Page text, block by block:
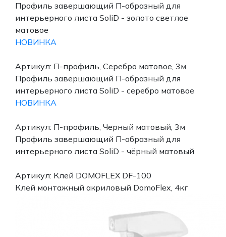
Профиль завершающий П-образный для
интерьерного листа SoliD - золото светлое
матовое
НОВИНКА
Артикул: П-профиль, Серебро матовое, 3м
Профиль завершающий П-образный для
интерьерного листа SoliD - серебро матовое
НОВИНКА
Артикул: П-профиль, Черный матовый, 3м
Профиль завершающий П-образный для
интерьерного листа SoliD - чёрный матовый
Артикул: Клей DOMOFLEX DF-100
Клей монтажный акриловый DomoFlex, 4кг